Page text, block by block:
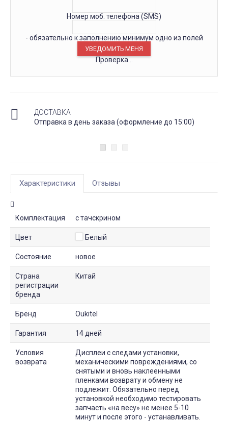
Номер моб. телефона (SMS)
- обязательно к заполнению минимум одно из полей
Проверка...
ДОСТАВКА
Отправка в день заказа (оформление до 15:00)
Характеристики Отзывы
Комплектация с тачскрином
Цвет Белый
Состояние новое
Страна
регистрации
бренда
Китай
Бренд Oukitel
Гарантия 14 дней
Условия
возврата
Дисплеи с следами установки,
механическими повреждениями, со
снятыми и вновь наклеенными
пленками возврату и обмену не
подлежит. Обязательно перед
установкой необходимо тестировать
запчасть «на весу» не менее 5-10
минут и после этого - устанавливать.